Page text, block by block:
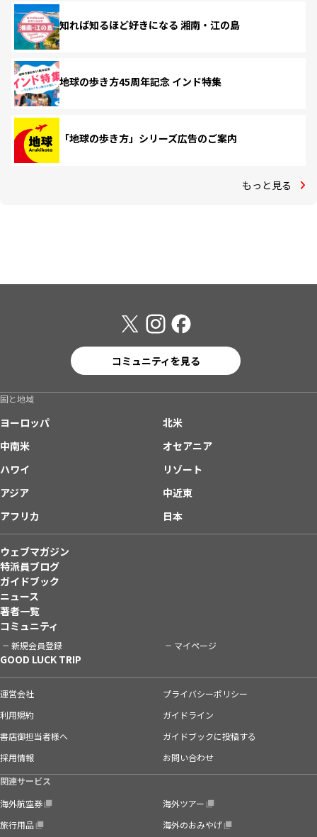
知れば知るほど好きになる 湘南・江の島
地球の歩き方45周年記念 インド特集
「地球の歩き方」シリーズ広告のご案内
もっと見る
コミュニティを見る
国と地域
ヨーロッパ
北米
中南米
オセアニア
ハワイ
リゾート
アジア
中近東
アフリカ
日本
ウェブマガジン
特派員ブログ
ガイドブック
ニュース
著者一覧
コミュニティ
新規会員登録 マイページ
GOOD LUCK TRIP
運営会社
プライバシーポリシー
利用規約
ガイドライン
書店御担当者様へ
ガイドブックに投稿する
採用情報
お問い合わせ
関連サービス
海外航空券
海外ツアー
旅行用品
海外のおみやげ